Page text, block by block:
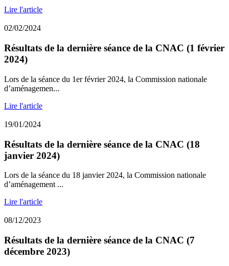
Lire l'article
02/02/2024
Résultats de la dernière séance de la CNAC (1 février
2024)
Lors de la séance du 1er février 2024, la Commission nationale
d’aménagemen...
Lire l'article
19/01/2024
Résultats de la dernière séance de la CNAC (18
janvier 2024)
Lors de la séance du 18 janvier 2024, la Commission nationale
d’aménagement ...
Lire l'article
08/12/2023
Résultats de la dernière séance de la CNAC (7
décembre 2023)